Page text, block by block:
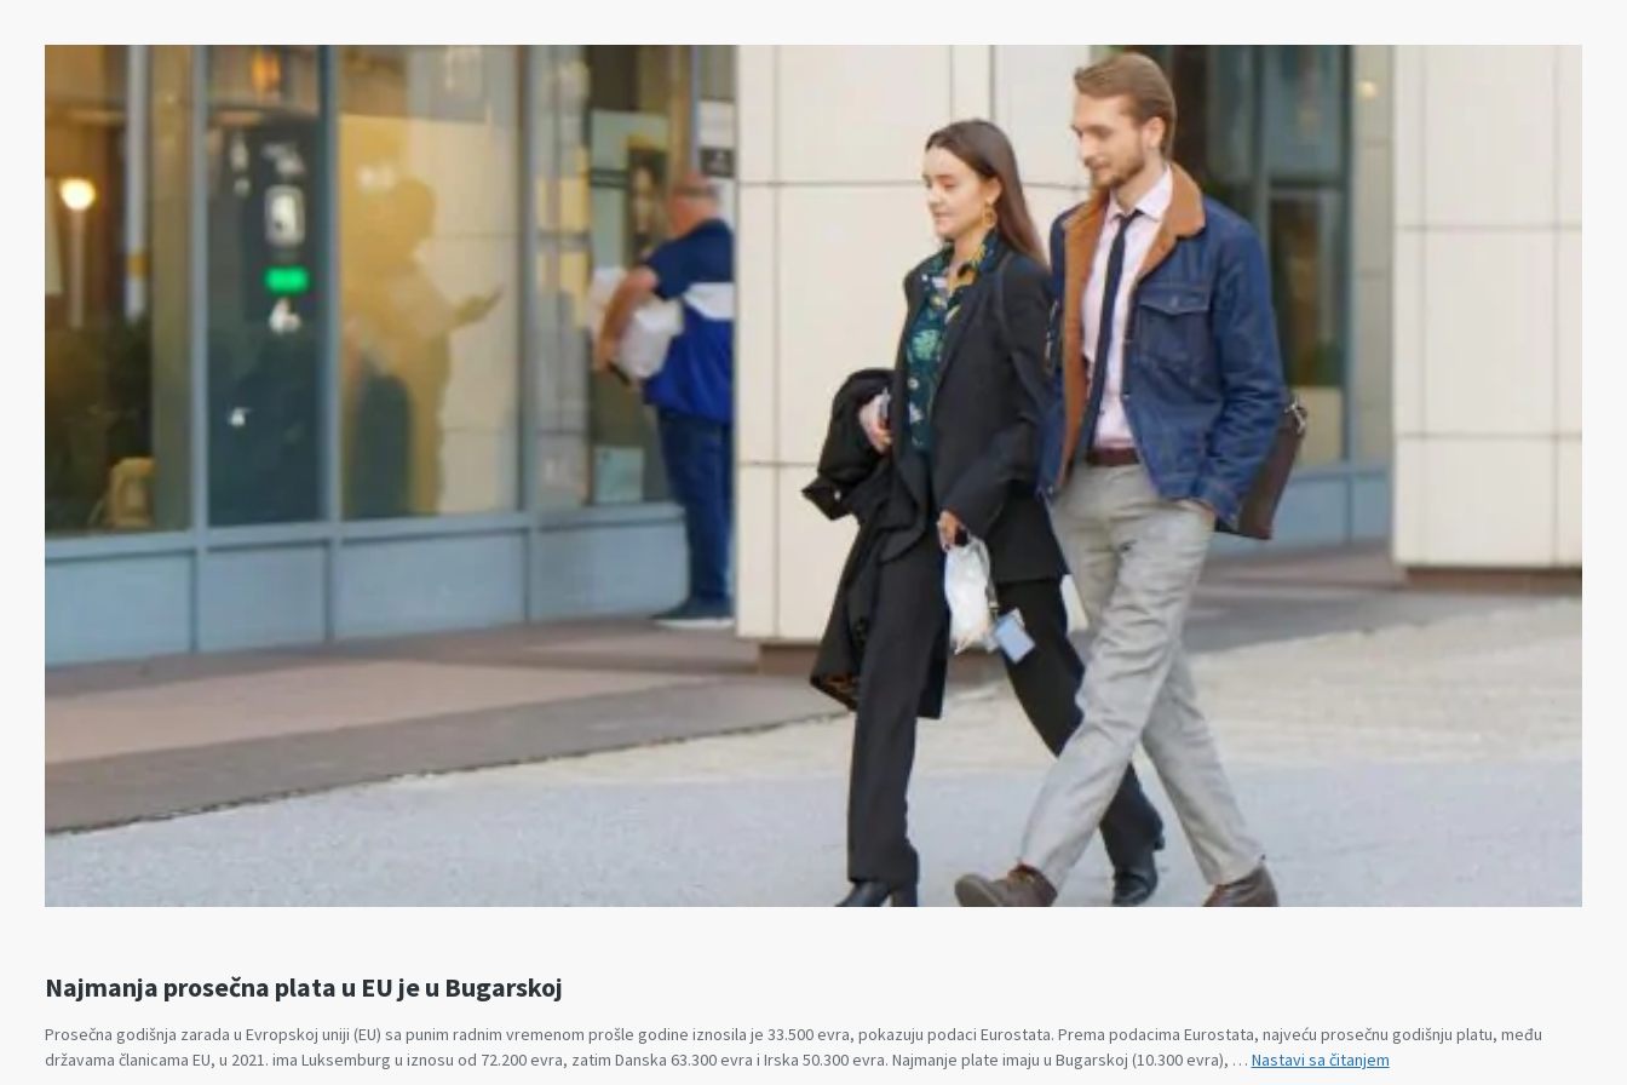
Najmanja prosečna plata u EU je u Bugarskoj
Prosečna godišnja zarada u Evropskoj uniji (EU) sa punim radnim vremenom prošle godine iznosila je 33.500 evra, pokazuju podaci Eurostata. Prema podacima Eurostata, najveću prosečnu godišnju platu, među
državama članicama EU, u 2021. ima Luksemburg u iznosu od 72.200 evra, zatim Danska 63.300 evra i Irska 50.300 evra. Najmanje plate imaju u Bugarskoj (10.300 evra), … Nastavi sa čitanjemNajmanja